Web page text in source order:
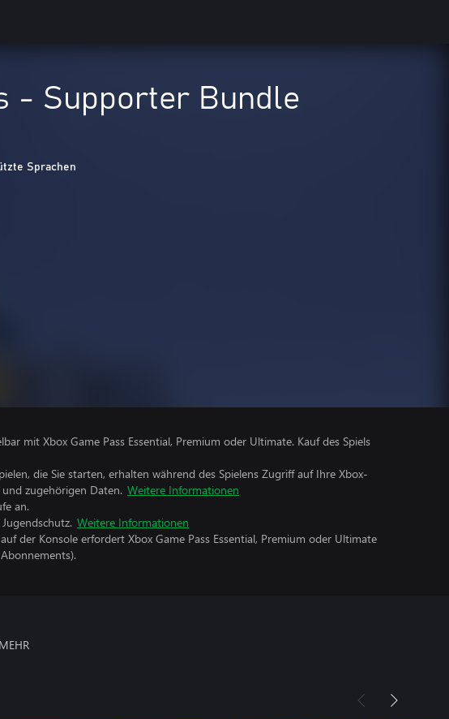
- Supporter Bundle
Sprachen
mit Xbox Game Pass Essential, Premium oder Ultimate. Kauf des Spiels
die Sie starten, erhalten während des Spielens Zugriff auf Ihre Xbox-
zugehörigen Daten. Weitere Informationen
an.
Weitere Informationen
der Konsole erfordert Xbox Game Pass Essential, Premium oder Ultimate
MEHR